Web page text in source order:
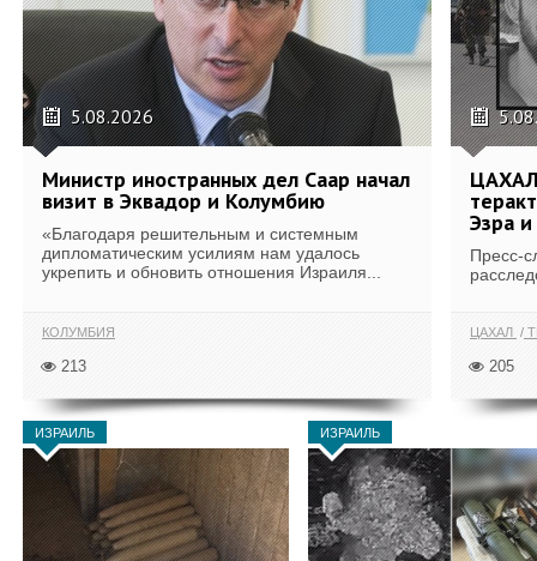
5.08.2026
Министр иностранных дел Саар начал
визит в Эквадор и Колумбию
«Благодаря решительным и системным
дипломатическим усилиям нам удалось
укрепить и обновить отношения Израиля...
КОЛУМБИЯ
213
ЦАХАЛ
Эзра
Пресс-
ЦАХАЛ
205
ИЗРАИЛЬ ИЗРАИЛЬ